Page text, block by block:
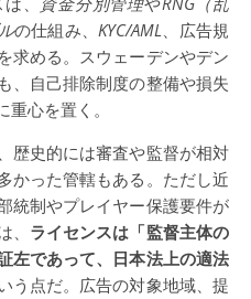
の仕組み、KYC/AML、広告規
求める。スウェーデンやデン
、自己排除制度の整備や損失
心を置く。
歴史的には審査や監督が相対
かった管轄もある。ただし近
統制やプレイヤー保護要件が
ライセンスは「監督主体の
左であって、日本法上の適法
う点だ。広告の対象地域、提